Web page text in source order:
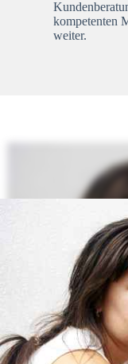
kompetenten
weiter.